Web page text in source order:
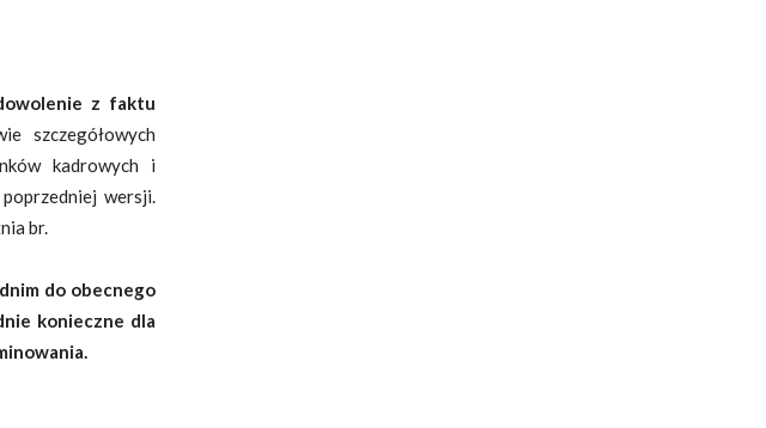
z faktu
szczegółowych
kadrowych i
wersji.
br.
do obecnego
konieczne dla